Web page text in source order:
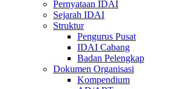
Pernyataan IDAI
Sejarah IDAI
Struktur
Pengurus Pusat
IDAI Cabang
Badan Pelengkap
Dokumen Organisasi
Kompendium